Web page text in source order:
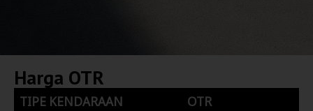
Harga OTR
TIPE KENDARAAN
OTR